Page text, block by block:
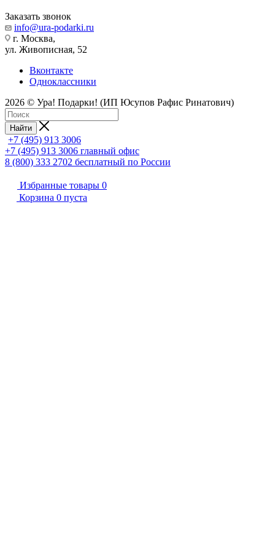
Заказать звонок
info@ura-podarki.ru
г. Москва,
ул. Живописная, 52
Вконтакте
Одноклассники
2026 © Ура! Подарки! (ИП Юсупов Рафис Ринатович)
Найти
+7 (495) 913 3006
+7 (495) 913 3006 главный офис
8 (800) 333 2702 бесплатный по России
Избранные товары 0
Корзина 0 пуста